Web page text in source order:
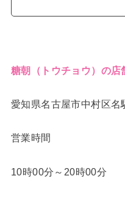
糖朝（トウチョウ）の店
愛知県名古屋市中村区
営業時間
10時00分～20時00分